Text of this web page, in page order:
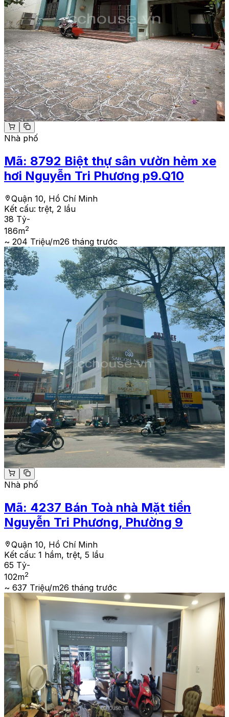
Nhà phố
Mã: 8792 Biệt thự sân vườn hẻm xe
hơi Nguyễn Tri Phương p9.Q10
Quận 10, Hồ Chí Minh
Kết cấu: trệt, 2 lầu
38 Tỷ-
186m2
~ 204 Triệu/m26 tháng trước
Nhà phố
Mã: 4237 Bán Toà nhà Mặt tiền
Nguyễn Tri Phương, Phường 9
Quận 10, Hồ Chí Minh
Kết cấu: 1 hầm, trệt, 5 lầu
65 Tỷ-
102m2
~ 637 Triệu/m26 tháng trước